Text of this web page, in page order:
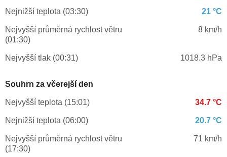
Nejnižší teplota (03:30) 21 °C
Nejvyšší průměrná rychlost větru
(01:30)
8 km/h
Nejvyšší tlak (00:31) 1018.3 hPa
Souhrn za včerejší den
Nejvyšší teplota (15:01) 34.7 °C
Nejnižší teplota (06:00) 20.7 °C
Nejvyšší průměrná rychlost větru
(17:30)
71 km/h